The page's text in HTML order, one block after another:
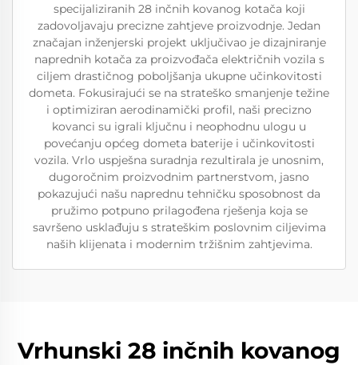
specijaliziranih 28 inčnih kovanog kotača koji
zadovoljavaju precizne zahtjeve proizvodnje. Jedan
značajan inženjerski projekt uključivao je dizajniranje
naprednih kotača za proizvođača električnih vozila s
ciljem drastičnog poboljšanja ukupne učinkovitosti
dometa. Fokusirajući se na strateško smanjenje težine
i optimiziran aerodinamički profil, naši precizno
kovanci su igrali ključnu i neophodnu ulogu u
povećanju općeg dometa baterije i učinkovitosti
vozila. Vrlo uspješna suradnja rezultirala je unosnim,
dugoročnim proizvodnim partnerstvom, jasno
pokazujući našu naprednu tehničku sposobnost da
pružimo potpuno prilagođena rješenja koja se
savršeno usklađuju s strateškim poslovnim ciljevima
naših klijenata i modernim tržišnim zahtjevima.
Vrhunski 28 inčnih kovanog